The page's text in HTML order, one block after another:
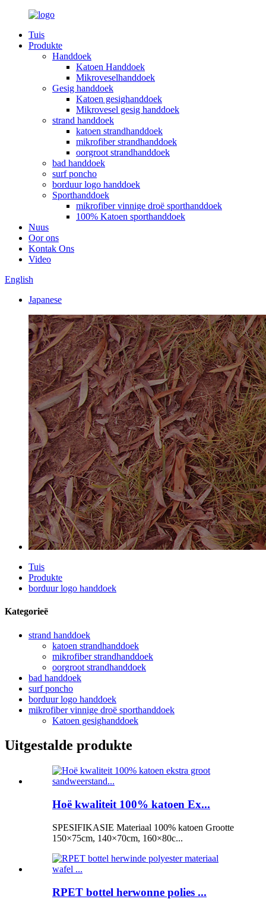
Tuis
Produkte
Handdoek
Katoen Handdoek
Mikroveselhanddoek
Gesig handdoek
Katoen gesighanddoek
Mikrovesel gesig handdoek
strand handdoek
katoen strandhanddoek
mikrofiber strandhanddoek
oorgroot strandhanddoek
bad handdoek
surf poncho
borduur logo handdoek
Sporthanddoek
mikrofiber vinnige droë sporthanddoek
100% Katoen sporthanddoek
Nuus
Oor ons
Kontak Ons
Video
English
Japanese
Tuis
Produkte
borduur logo handdoek
Kategorieë
strand handdoek
katoen strandhanddoek
mikrofiber strandhanddoek
oorgroot strandhanddoek
bad handdoek
surf poncho
borduur logo handdoek
mikrofiber vinnige droë sporthanddoek
Katoen gesighanddoek
Uitgestalde produkte
Hoë kwaliteit 100% katoen Ex...
SPESIFIKASIE Materiaal 100% katoen Grootte
150×75cm, 140×70cm, 160×80c...
RPET bottel herwonne polies ...